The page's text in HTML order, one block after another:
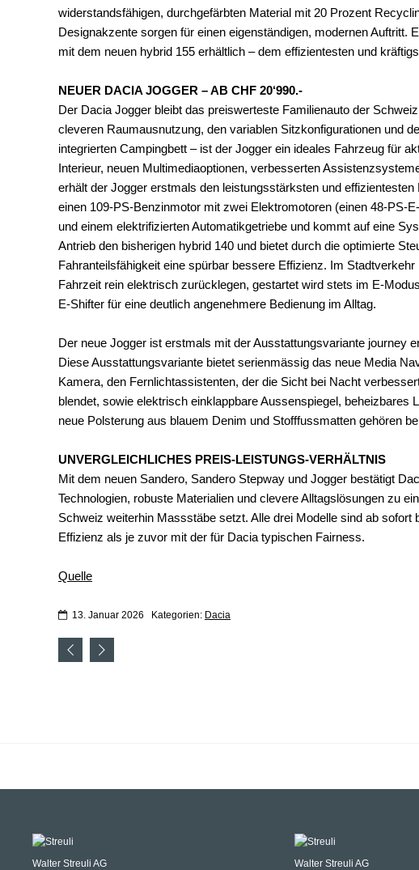
widerstandsfähigen, durchgefärbten Material mit 20 Prozent
Designakzente sorgen für einen eigenständigen, modernen Auftritt.
mit dem neuen hybrid 155 erhältlich – dem effizientesten und
NEUER DACIA JOGGER – AB CHF 20‘990.-
Der Dacia Jogger bleibt das preiswerteste Familienauto der
cleveren Raumausnutzung, den variablen Sitzkonfigurationen und
integrierten Campingbett – ist der Jogger ein ideales Fahrzeug für
Interieur, neuen Multimediaoptionen, verbesserten
erhält der Jogger erstmals den leistungsstärksten und
einen 109-PS-Benzinmotor mit zwei Elektromotoren (einen 48-PS-
und einem elektrifizierten Automatikgetriebe und kommt auf eine
Antrieb den bisherigen hybrid 140 und bietet durch die optimierte
Fahranteilsfähigkeit eine spürbar bessere Effizienz. Im
Fahrzeit rein elektrisch zurücklegen, gestartet wird stets im E-
E-Shifter für eine deutlich angenehmere Bedienung im Alltag.
Der neue Jogger ist erstmals mit der Ausstattungsvariante journey
Diese Ausstattungsvariante bietet serienmässig das neue Media
Kamera, den Fernlichtassistenten, der die Sicht bei Nacht
blendet, sowie elektrisch einklappbare Aussenspiegel, beheizbares
neue Polsterung aus blauem Denim und Stofffussmatten gehören
UNVERGLEICHLICHES PREIS-LEISTUNGS-VERHÄLTNIS
Mit dem neuen Sandero, Sandero Stepway und Jogger bestätigt
Technologien, robuste Materialien und clevere Alltagslösungen zu
Schweiz weiterhin Massstäbe setzt. Alle drei Modelle sind ab sofort
Effizienz als je zuvor mit der für Dacia typischen Fairness.
Quelle
13. Januar 2026 Kategorien: Dacia
Walter Streuli AG Walter Streuli AG